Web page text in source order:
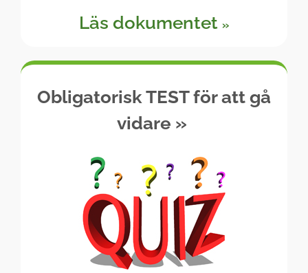
Läs dokumentet »
Obligatorisk TEST för att gå
vidare »